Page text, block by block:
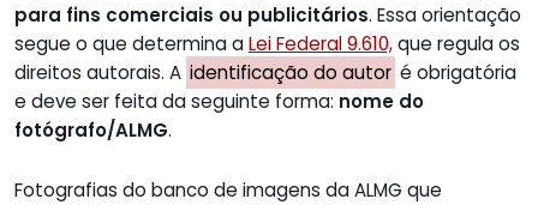
para fins comerciais ou publicitários. Essa orientação
segue o que determina aLei Federal 9.610,que regula os
direitos autorais. A identificação do autor é obrigatória
e deve ser feita da seguinte forma: nome do
fotógrafo/ALMG.
Fotografias do banco de imagens da ALMG que